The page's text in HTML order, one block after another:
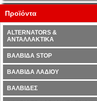
Προϊόντα
ALTERNATORS &
ΑΝΤΑΛΛΑΚΤΙΚΑ
ΒΑΛΒΙΔΑ STOP
ΒΑΛΒΙΔΑ ΛΑΔΙΟΥ
ΒΑΛΒΙΔΕΣ